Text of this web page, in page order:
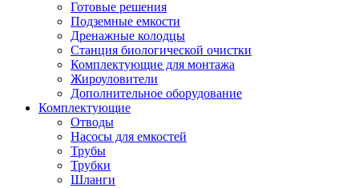
Готовые решения
Подземные емкости
Дренажные колодцы
Станция биологической очистки
Комплектующие для монтажа
Жироуловители
Дополнительное оборудование
Комплектующие
Отводы
Насосы для емкостей
Трубы
Трубки
Шланги